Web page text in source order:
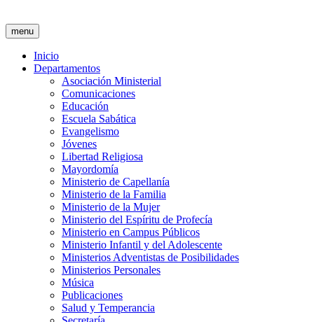
menu
Inicio
Departamentos
Asociación Ministerial
Comunicaciones
Educación
Escuela Sabática
Evangelismo
Jóvenes
Libertad Religiosa
Mayordomía
Ministerio de Capellanía
Ministerio de la Familia
Ministerio de la Mujer
Ministerio del Espíritu de Profecía
Ministerio en Campus Públicos
Ministerio Infantil y del Adolescente
Ministerios Adventistas de Posibilidades
Ministerios Personales
Música
Publicaciones
Salud y Temperancia